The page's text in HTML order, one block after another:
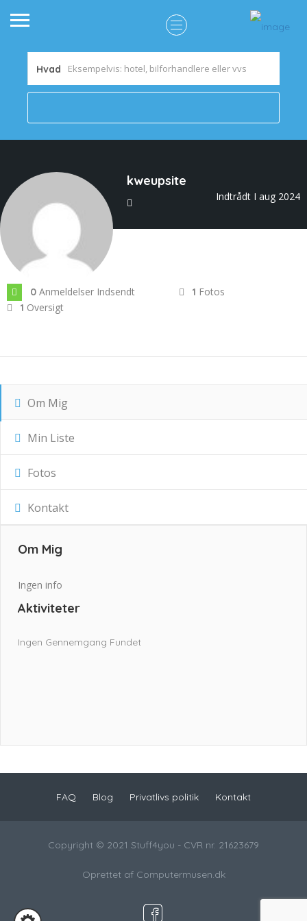
Hvad
kweupsite
Indtrådt I aug 2024
0 Anmeldelser Indsendt 1 Fotos
1 Oversigt
Om Mig
Min Liste
Fotos
Kontakt
Om Mig
Ingen info
Aktiviteter
Ingen Gennemgang Fundet
FAQ Blog Privatlivs politik Kontakt
Copyright © 2021 Stuff4you - CVR nr. 21623679
Oprettet af Computermusen.dk